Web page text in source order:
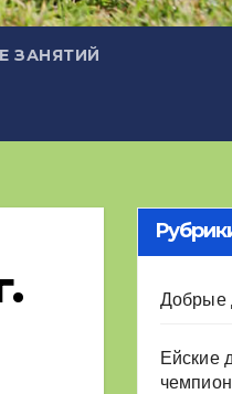
ЗАНЯТИЙ
Добрые
Ейские